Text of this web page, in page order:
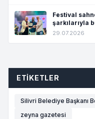
Festival
şarkılarıyla
29.07.2026
ETIKETLER
Silivri Belediye Başkanı
zeyna gazetesi